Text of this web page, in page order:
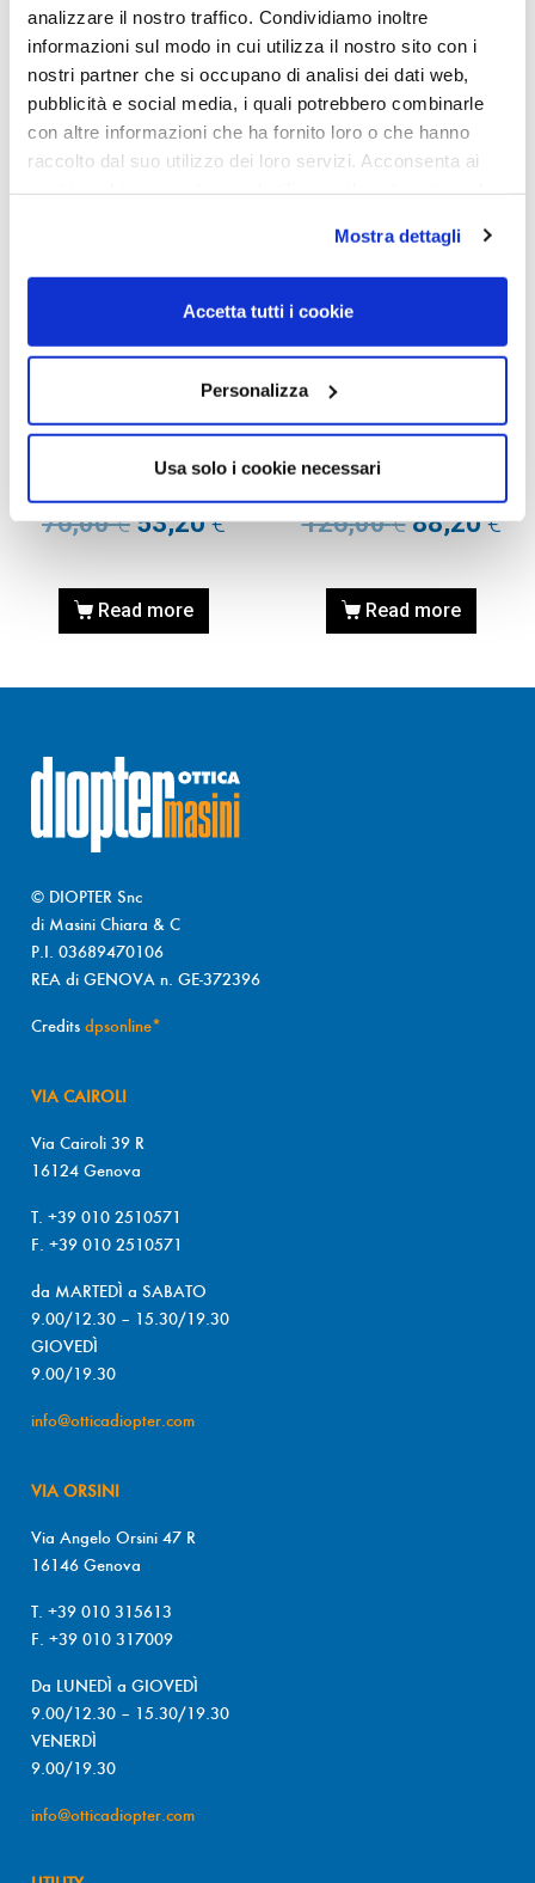
analizzare il nostro traffico. Condividiamo inoltre
informazioni sul modo in cui utilizza il nostro sito con i
nostri partner che si occupano di analisi dei dati web,
pubblicità e social media, i quali potrebbero combinarle
con altre informazioni che ha fornito loro o che hanno
raccolto dal suo utilizzo dei loro servizi. Acconsenta ai
Mostra dettagli
Accetta tutti i cookie
Personalizza
Usa solo i cookie necessari
Showing all 2 results
OAKLEY, OCCHIALE DA
SOLE
Occhiale OAKLEY
AOO9070LS 000008 26
76,00€ 53,20€
Read more
OAKLEY, OCCHIALE DA
SOLE
Occhiale OAKLEY
AOO9070LS 000001 26
126,00€ 88,20€
Read more
© DIOPTER Snc
di Masini Chiara & C
P.I. 03689470106
REA di GENOVA n. GE-372396
Credits dpsonline*
VIA CAIROLI
Via Cairoli 39 R
16124 Genova
T. +39 010 2510571
F. +39 010 2510571
da MARTEDÌ a SABATO
9.00/12.30 – 15.30/19.30
GIOVEDÌ
9.00/19.30
info@otticadiopter.com
VIA ORSINI
Via Angelo Orsini 47 R
16146 Genova
T. +39 010 315613
F. +39 010 317009
Da LUNEDÌ a GIOVEDÌ
9.00/12.30 – 15.30/19.30
VENERDÌ
9.00/19.30
info@otticadiopter.com